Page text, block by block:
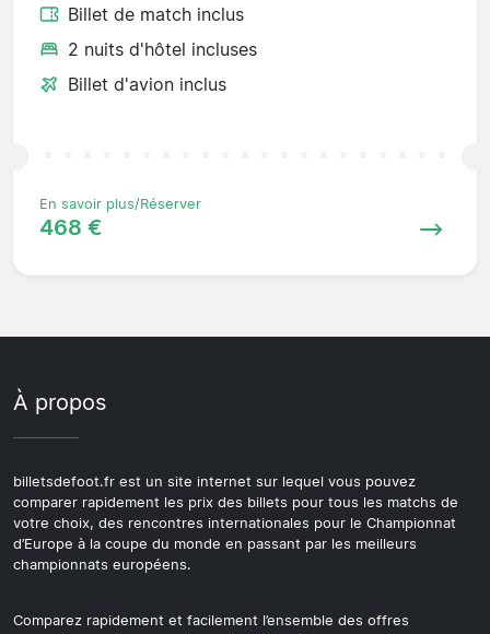
Billet de match inclus
2 nuits d'hôtel incluses
Billet d'avion inclus
En savoir plus/Réserver
468 €
À propos
billetsdefoot.fr est un site internet sur lequel vous pouvez
comparer rapidement les prix des billets pour tous les matchs de
votre choix, des rencontres internationales pour le Championnat
d’Europe à la coupe du monde en passant par les meilleurs
championnats européens.
Comparez rapidement et facilement l’ensemble des offres